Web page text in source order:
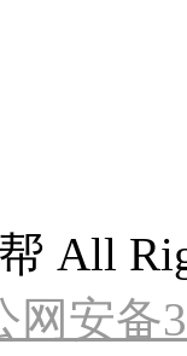
All
网安备